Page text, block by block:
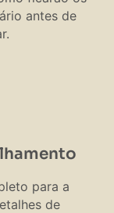
antes de
para a
de